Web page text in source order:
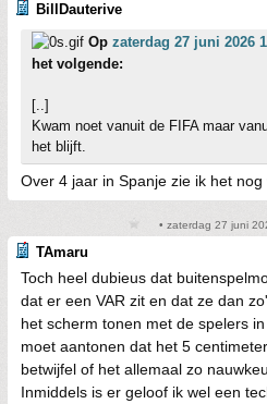
BillDauterive
Op zaterdag 27 juni 2026
het volgende:
[..]
Kwam noet vanuit de FIFA maar
het blijft.
Over 4 jaar in Spanje zie ik het
• zaterdag 27 juni
TAmaru
Toch heel dubieus dat
dat er een VAR zit en dat ze dan
het scherm tonen met de spelers
moet aantonen dat het 5
betwijfel of het allemaal zo
Inmiddels is er geloof ik wel een